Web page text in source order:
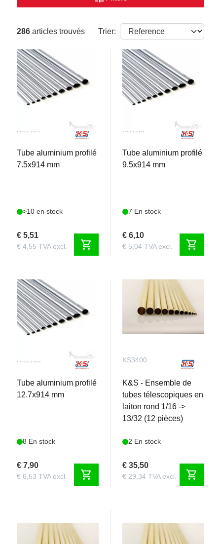
286 articles trouvés Trier:
KS1101
Tube aluminium profilé
7.5x914 mm
>10 en stock
€ 5,51
€ 4,55 TVA excl. shopping_cart
KS1102
Tube aluminium profilé
9.5x914 mm
7 En stock
€ 6,10
€ 5,04 TVA excl. shopping_cart
KS1103
Tube aluminium profilé
12.7x914 mm
8 En stock
€ 7,90
€ 6,53 TVA excl. shopping_cart
KS3400
K&S - Ensemble de
tubes télescopiques en
laiton rond 1/16 ->
13/32 (12 pièces)
2 En stock
€ 35,50
€ 29,34 TVA excl. shopping_cart